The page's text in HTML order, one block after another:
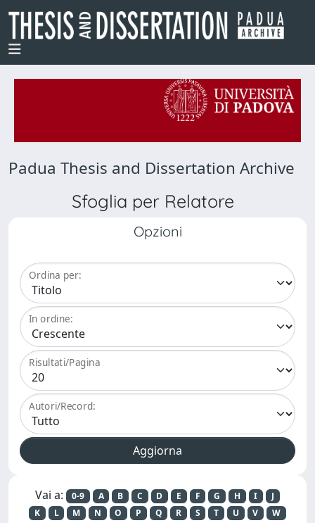
Padua Thesis and Dissertation Archive
Sfoglia per Relatore
Opzioni
Ordina per:
In ordine:
Risultati/Pagina
Autori/Record:
Vai a: 0-9 A B C D E F G H I
J
K
L M N O P Q R S T U V
W